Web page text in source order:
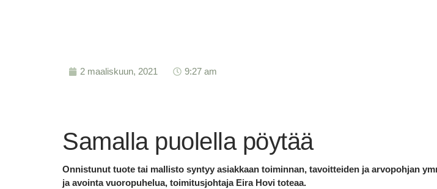
2 maaliskuun, 2021 9:27 am
Samalla puolella pöytää
Onnistunut tuote tai mallisto syntyy asiakkaan toiminnan, tavoitteiden ja arvopohjan
ja avointa vuoropuhelua, toimitusjohtaja Eira Hovi toteaa.